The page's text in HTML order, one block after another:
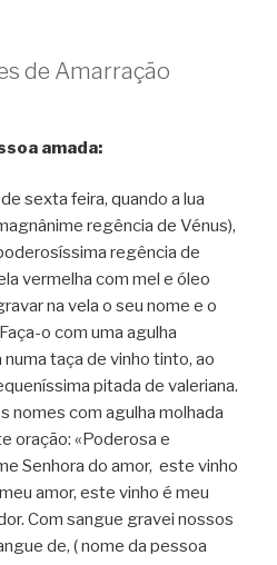
de Amarração
amada:
sexta feira, quando a lua
regência de Vénus),
regência de
vermelha com mel e óleo
na vela o seu nome e o
o com uma agulha
taça de vinho tinto, ao
pitada de valeriana.
nomes com agulha molhada
oração: «Poderosa e
Senhora do amor, este vinho
amor, este vinho é meu
Com sangue gravei nossos
de, ( nome da pessoa